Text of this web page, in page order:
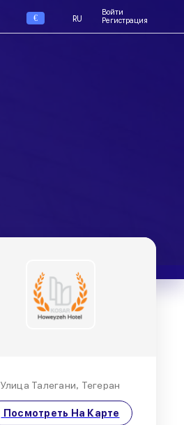
€ RU
Войти
Регистрация
Улица Талегани, Тегеран
Посмотреть На Карте